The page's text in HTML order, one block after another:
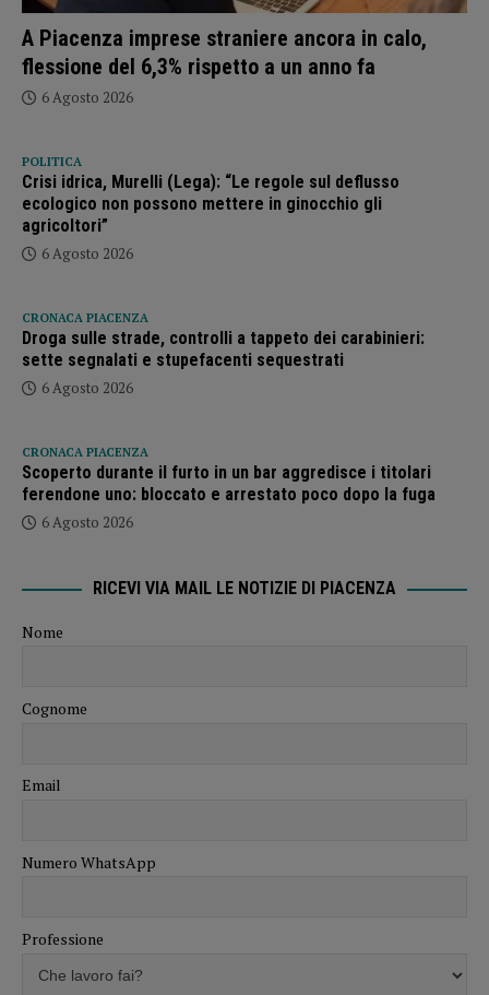
A Piacenza imprese straniere ancora in calo,
flessione del 6,3% rispetto a un anno fa
6 Agosto 2026
POLITICA
Crisi idrica, Murelli (Lega): “Le regole sul deflusso
ecologico non possono mettere in ginocchio gli
agricoltori”
6 Agosto 2026
CRONACA PIACENZA
Droga sulle strade, controlli a tappeto dei carabinieri:
sette segnalati e stupefacenti sequestrati
6 Agosto 2026
CRONACA PIACENZA
Scoperto durante il furto in un bar aggredisce i titolari
ferendone uno: bloccato e arrestato poco dopo la fuga
6 Agosto 2026
RICEVI VIA MAIL LE NOTIZIE DI PIACENZA
Nome
Cognome
Email
Numero WhatsApp
Professione